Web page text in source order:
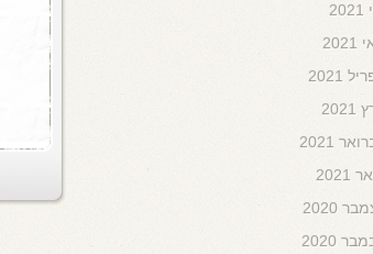
2021
2021
2021
2020
2020